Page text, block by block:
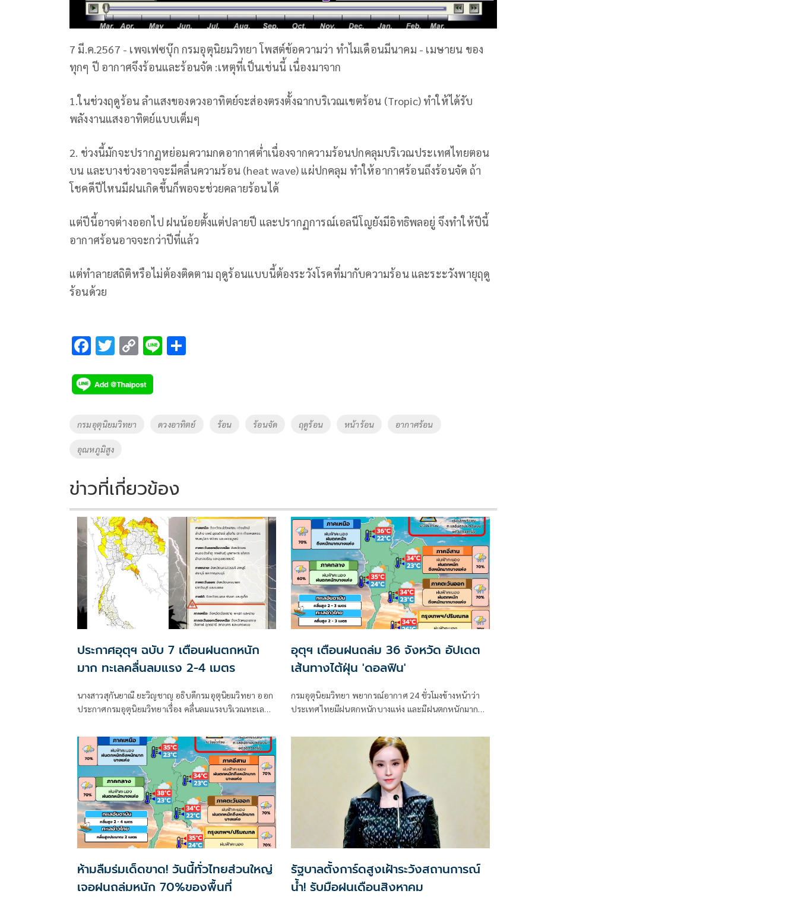
7 มี.ค.2567 - เพจเฟซบุ๊ก กรมอุตุนิยมวิทยา โพสต์ข้อความว่า ทำไมเดือนมีนาคม - เมษายน ของ
ทุกๆ ปี อากาศจึงร้อนและร้อนจัด :เหตุที่เป็นเช่นนี้ เนื่องมาจาก
1.ในช่วงฤดูร้อน ลำแสงของดวงอาทิตย์จะส่องตรงตั้งฉากบริเวณเขตร้อน (Tropic) ทำให้ได้รับ
พลังงานแสงอาทิตย์แบบเต็มๆ
2. ช่วงนี้มักจะปรากฏหย่อมความกดอากาศต่ำเนื่องจากความร้อนปกคลุมบริเวณประเทศไทยตอน
บน และบางช่วงอาจจะมีคลื่นความร้อน (heat wave) แผ่ปกคลุม ทำให้อากาศร้อนถึงร้อนจัด ถ้า
โชคดีปีไหนมีฝนเกิดขึ้นก็พอจะช่วยคลายร้อนได้
แต่ปีนี้อาจต่างออกไป ฝนน้อยตั้งแต่ปลายปี และปรากฏการณ์เอลนีโญยังมีอิทธิพลอยู่ จึงทำให้ปีนี้
อากาศร้อนอาจจะกว่าปีที่แล้ว
แต่ทำลายสถิติหรือไม่ต้องติดตาม ฤดูร้อนแบบนี้ต้องระวังโรคที่มากับความร้อน และระะวังพายุฤดู
ร้อนด้วย
F
e
b
o
k
T
tt
er
C
p
y
Li
Tags
กรมอุตุนิยมวิทยา ดวงอาทิตย์ ร้อน ร้อนจัด ฤดูร้อน หน้าร้อน อากาศร้อน
อุณหภูมิสูง
ข่าวที่เกี่ยวข้อง
ประกาศอุตุฯ ฉบับ 7 เตือนฝนตกหนัก
มาก ทะเลคลื่นลมแรง 2-4 เมตร
นางสาวสุกันยาณี ยะวิญชาญ อธิบดีกรมอุตุนิยมวิทยา ออก
ประกาศกรมอุตุนิยมวิทยาเรื่อง คลื่นลมแรงบริเวณทะเล
หนักมากบริเวณประเทศไทย
อุตุฯ เตือนฝนถล่ม 36 จังหวัด อัปเดต
เส้นทางไต้ฝุ่น 'ดอลฟิน'
กรมอุตุนิยมวิทยา พยากรณ์อากาศ 24 ชั่วโมงข้างหน้าว่า
ประเทศไทยมีฝนตกหนักบางแห่ง และมีฝนตกหนักมาก
ตะวันออก
ห้ามลืมร่มเด็ดขาด! วันนี้ทั่วไทยส่วนใหญ่
เจอฝนถล่มหนัก 70%ของพื้นที่
รัฐบาลตั้งการ์ดสูงเฝ้าระวังสถานการณ์
น้ำ! รับมือฝนเดือนสิงหาคม